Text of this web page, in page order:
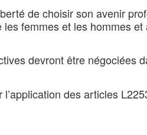
de choisir son avenir
femmes et les hommes
devront être négociées
des articles